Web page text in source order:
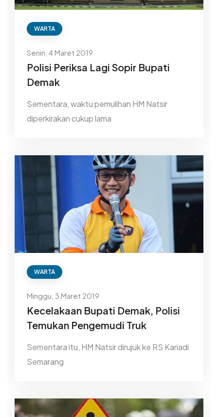
WARTA
Senin, 4 Maret 2019
Polisi Periksa Lagi Sopir Bupati
Demak
Sementara, waktu pemulihan HM Natsir
diperkirakan cukup lama
WARTA
Minggu, 3 Maret 2019
Kecelakaan Bupati Demak, Polisi
Temukan Pengemudi Truk
Sementara itu, HM Natsir dirujuk ke RS Kariadi
Semarang